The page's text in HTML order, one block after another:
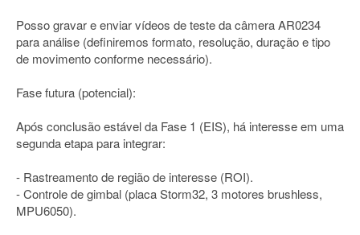
Posso gravar e enviar vídeos de teste da câmera AR0234
para análise (definiremos formato, resolução, duração e tipo
de movimento conforme necessário).
Fase futura (potencial):
Após conclusão estável da Fase 1 (EIS), há interesse em uma
segunda etapa para integrar:
- Rastreamento de região de interesse (ROI).
- Controle de gimbal (placa Storm32, 3 motores brushless,
MPU6050).